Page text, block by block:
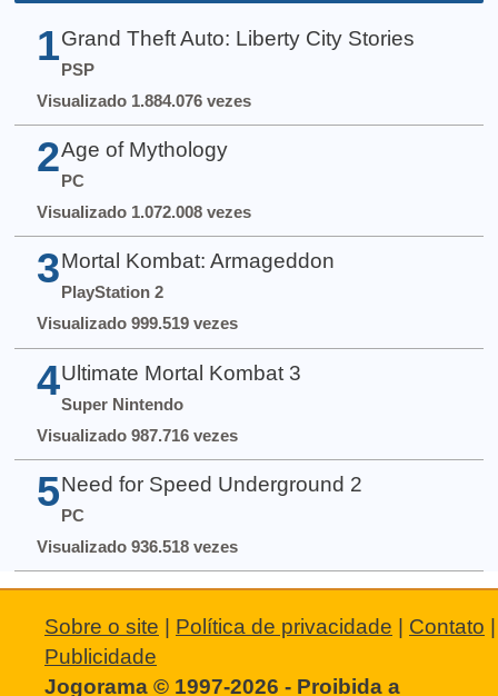
1 Grand Theft Auto: Liberty City Stories
PSP
Visualizado 1.884.076 vezes
2 Age of Mythology
PC
Visualizado 1.072.008 vezes
3 Mortal Kombat: Armageddon
PlayStation 2
Visualizado 999.519 vezes
4 Ultimate Mortal Kombat 3
Super Nintendo
Visualizado 987.716 vezes
5 Need for Speed Underground 2
PC
Visualizado 936.518 vezes
Sobre o site Política de privacidade Contato
Publicidade
Jogorama © 1997-2026 - Proibida a